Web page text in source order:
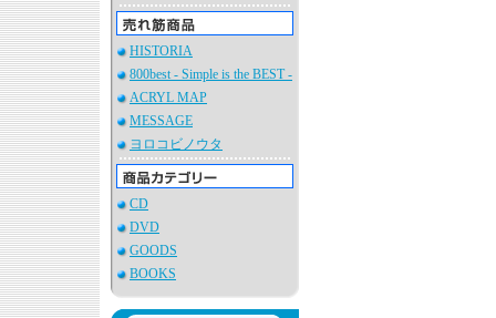
HISTORIA
800best - Simple is the BEST -
ACRYL MAP
MESSAGE
ヨロコビノウタ
CD
DVD
GOODS
BOOKS